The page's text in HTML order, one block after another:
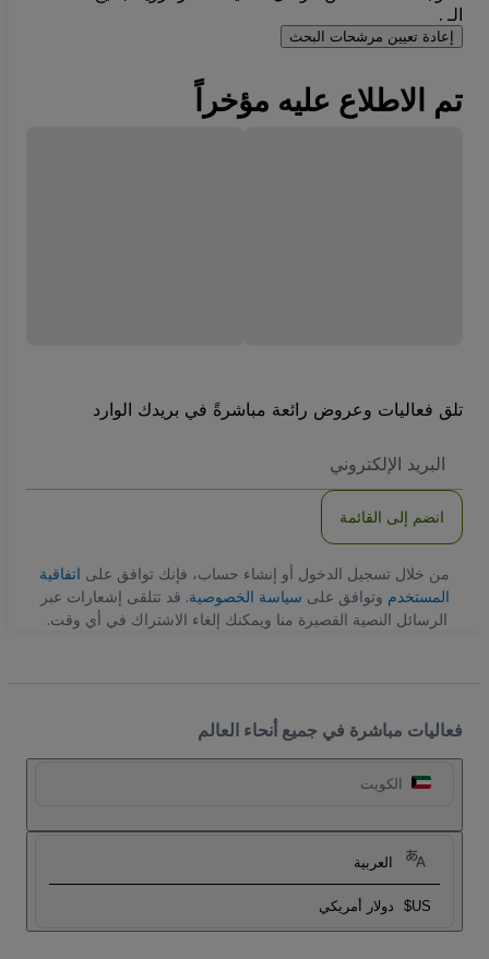
الـ .
إعادة تعيين مرشحات البحث
تم الاطلاع عليه مؤخراً
تلق فعاليات وعروض رائعة مباشرةً في بريدك الوارد
الاكتروني
انضم إلى القائمة
من خلال تسجيل الدخول أو إنشاء حساب، فإنك توافق على اتفاقية
المستخدم وتوافق على سياسة الخصوصية. قد تتلقى إشعارات عبر
الرسائل النصية القصيرة منا ويمكنك إلغاء الاشتراك في أي وقت.
فعاليات مباشرة في جميع أنحاء العالم
الكويت
العربية
US$ دولار أمريكي